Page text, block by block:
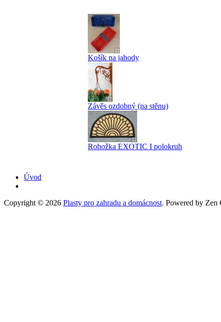
Košík na jahody
Závěs ozdobný (na stěnu)
Rohožka EXOTIC I polokruh
Úvod
Copyright © 2026 Plasty pro zahradu a domácnost. Powered by Zen